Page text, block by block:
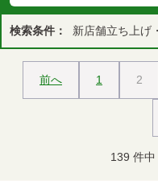
検索条件： 新店舗立ち上げ
前へ 1 2
139 件中